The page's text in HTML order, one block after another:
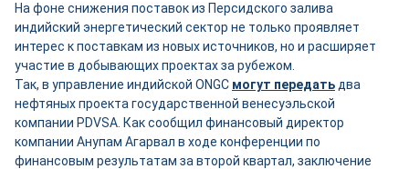
На фоне снижения поставок из Персидского залива
индийский энергетический сектор не только проявляет
интерес к поставкам из новых источников, но и расширяет
участие в добывающих проектах за рубежом.
Так, в управление индийской ONGC могут передать два
нефтяных проекта государственной венесуэльской
компании PDVSA. Как сообщил финансовый директор
компании Анупам Агарвал в ходе конференции по
финансовым результатам за второй квартал, заключение